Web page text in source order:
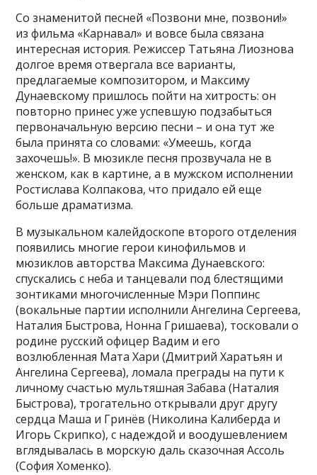
Со знаменитой песней «Позвони мне, позвони!»
из фильма «Карнавал» и вовсе была связана
интересная история. Режиссер Татьяна Лиознова
долгое время отвергала все варианты,
предлагаемые композитором, и Максиму
Дунаевскому пришлось пойти на хитрость: он
повторно принес уже успевшую подзабыться
первоначальную версию песни – и она тут же
была принята со словами: «Умеешь, когда
захочешь!». В мюзикле песня прозвучала не в
женском, как в картине, а в мужском исполнении
Ростислава Колпакова, что придало ей еще
больше драматизма.
В музыкальном калейдоскопе второго отделения
появились многие герои кинофильмов и
мюзиклов авторства Максима Дунаевского:
спускались с неба и танцевали под блестящими
зонтиками многочисленные Мэри Поппинс
(вокальные партии исполнили Ангелина Сергеева,
Наталия Быстрова, Нонна Гришаева), тосковали о
родине русский офицер Вадим и его
возлюбленная Мата Хари (Дмитрий Харатьян и
Ангелина Сергеева), ломала преграды на пути к
личному счастью мультяшная Забава (Наталия
Быстрова), трогательно открывали друг другу
сердца Маша и Гринёв (Николина Калиберда и
Игорь Скрипко), с надеждой и воодушевлением
вглядывалась в морскую даль сказочная Ассоль
(София Хоменко).